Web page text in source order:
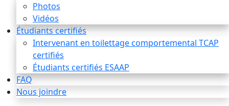
Photos
Vidéos
Étudiants certifiés
Intervenant en toilettage comportemental TCAP
certifiés
Étudiants certifiés ESAAP
FAQ
Nous joindre